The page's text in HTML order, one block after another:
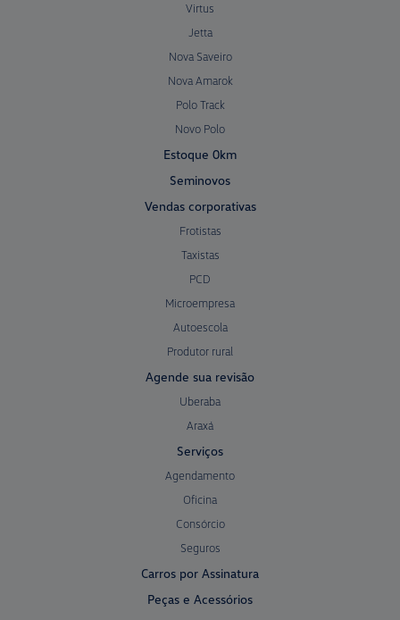
Virtus
Jetta
Nova Saveiro
Nova Amarok
Polo Track
Novo Polo
Estoque 0km
Seminovos
Vendas corporativas
Frotistas
Taxistas
PCD
Microempresa
Autoescola
Produtor rural
Agende sua revisão
Uberaba
Araxá
Serviços
Agendamento
Oficina
Consórcio
Seguros
Carros por Assinatura
Peças e Acessórios